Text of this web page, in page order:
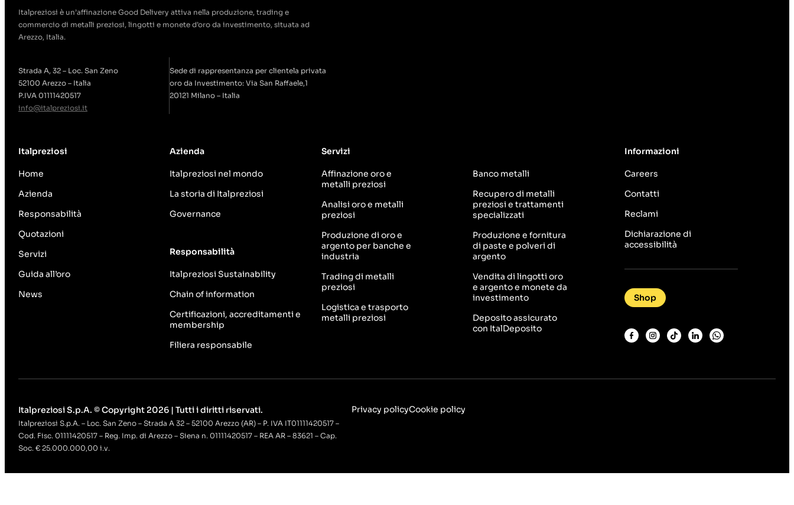
Italpreziosi è un’affinazione Good Delivery attiva nella produzione, trading e
commercio di metalli preziosi, lingotti e monete d’oro da investimento, situata ad
Arezzo, Italia.
Strada A, 32 – Loc. San Zeno
52100 Arezzo – Italia
P.IVA 01111420517
info@italpreziosi.it
Sede di rappresentanza per clientela privata
oro da Investimento: Via San Raffaele,1
20121 Milano – Italia
Italpreziosi
Home
Azienda
Responsabilità
Quotazioni
Servizi
Guida all’oro
News
Azienda
Italpreziosi nel mondo
La storia di Italpreziosi
Governance
Responsabilità
Italpreziosi Sustainability
Chain of information
Certificazioni, accreditamenti e
membership
Filiera responsabile
Servizi
Affinazione oro e
metalli preziosi
Analisi oro e metalli
preziosi
Produzione di oro e
argento per banche e
industria
Trading di metalli
preziosi
Logistica e trasporto
metalli preziosi
Banco metalli
Recupero di metalli
preziosi e trattamenti
specializzati
Produzione e fornitura
di paste e polveri di
argento
Vendita di lingotti oro
e argento e monete da
investimento
Deposito assicurato
con ItalDeposito
Informazioni
Careers
Contatti
Reclami
Dichiarazione di
accessibilità
Shop
Italpreziosi S.p.A. © Copyright 2026 | Tutti i diritti riservati.
Italpreziosi S.p.A. – Loc. San Zeno – Strada A 32 – 52100 Arezzo (AR) – P. IVA IT01111420517 –
Cod. Fisc. 01111420517 – Reg. Imp. di Arezzo – Siena n. 01111420517 – REA AR – 83621 – Cap.
Soc. € 25.000.000,00 i.v.
Privacy policyCookie policy